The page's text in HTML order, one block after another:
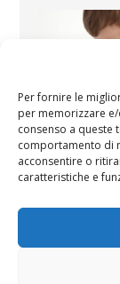
Per fornire le
per memorizzare
consenso a queste
comportamento di
acconsentire o
caratteristiche e